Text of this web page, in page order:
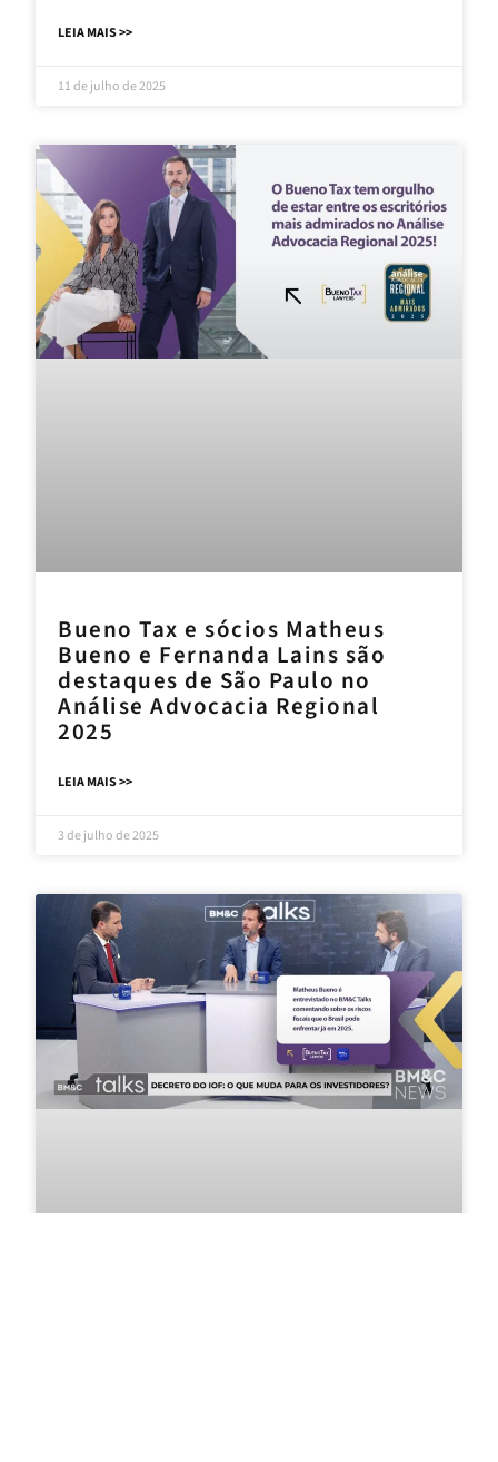
LEIA MAIS >>
11 de julho de 2025
Bueno Tax e sócios Matheus
Bueno e Fernanda Lains são
destaques de São Paulo no
Análise Advocacia Regional
2025
LEIA MAIS >>
3 de julho de 2025